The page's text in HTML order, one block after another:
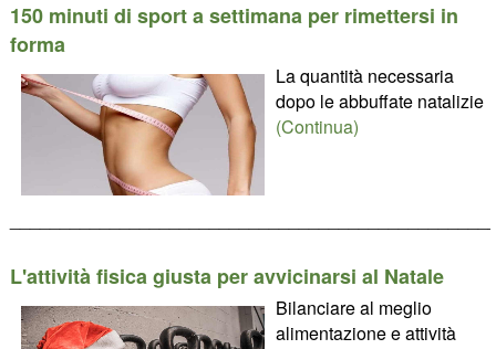
150 minuti di sport a settimana per rimettersi in
forma
La quantità necessaria
dopo le abbuffate natalizie
(Continua)
L'attività fisica giusta per avvicinarsi al Natale
Bilanciare al meglio
alimentazione e attività